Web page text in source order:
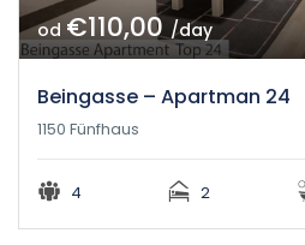
od €110,00/day
Beingasse – Apartman 24
1150 Fünfhaus
4 2